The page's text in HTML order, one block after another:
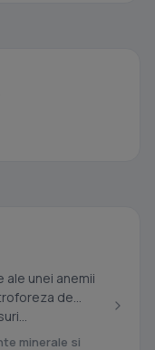
unei anemii
minerale si